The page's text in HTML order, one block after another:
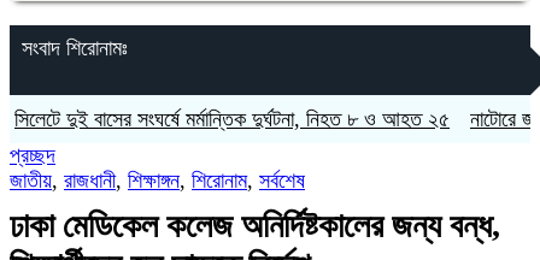
সংবাদ শিরোনামঃ
দুই বাসের সংঘর্ষে মর্মান্তিক দুর্ঘটনা, নিহত ৮ ও আহত ২৫ নাটোরে জাতীয়
প্রচ্ছদ
জাতীয়, রাজধানী, শিক্ষাঙ্গন, শিরোনাম, সর্বশেষ
ঢাকা মেডিকেল কলেজ অনির্দিষ্টকালের জন্য বন্ধ,